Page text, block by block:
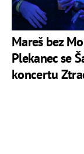
Mareš bez
Plekanec se
koncertu